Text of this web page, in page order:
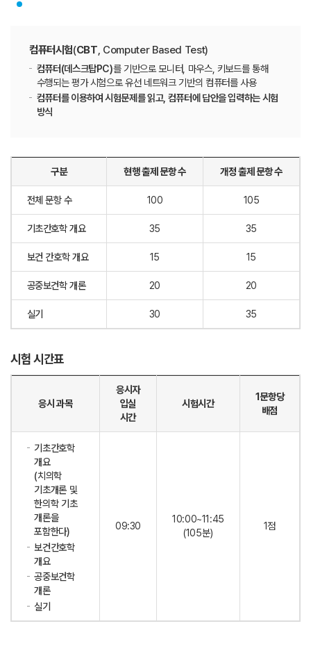
컴퓨터시험(CBT , Computer Based Test)
컴퓨터(데스크탑PC)를 기반으로 모니터, 마우스, 키보드를 통해
수행되는 평가 시험으로 유선 네트워크 기반의 컴퓨터를 사용
컴퓨터를 이용하여 시험문제를 읽고, 컴퓨터에 답안을 입력하는 시험
방식
구분 현행 출제 문항 수 개정 출제 문항 수
전체 문항 수 100 105
기초간호학 개요 35 35
보건 간호학 개요 15 15
공중보건학 개론 20 20
실기 30 35
시험 시간표
응시 과목
응시자
입실
시간
시험시간
1문항당
배점
기초간호학
개요
(치의학
기초개론 및
한의학 기초
개론을
포함한다)
보건간호학
개요
공중보건학
개론
실기
09:30
10:00~11:45
(105분)
1점